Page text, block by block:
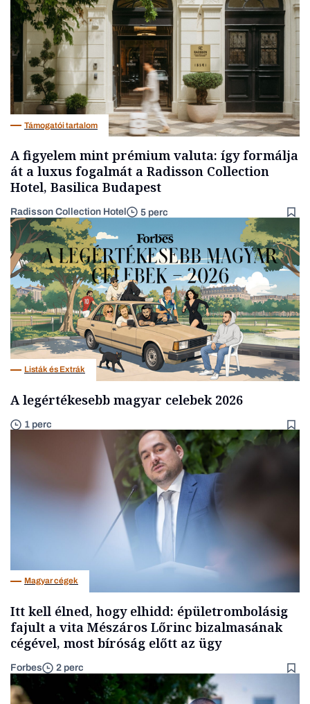
Támogatói tartalom
A figyelem mint prémium valuta: így formálja
át a luxus fogalmát a Radisson Collection
Hotel, Basilica Budapest
Radisson Collection Hotel 5 perc
Listák és Extrák
A legértékesebb magyar celebek 2026
1 perc
Magyar cégek
Itt kell élned, hogy elhidd: épületrombolásig
fajult a vita Mészáros Lőrinc bizalmasának
cégével, most bíróság előtt az ügy
Forbes 2 perc